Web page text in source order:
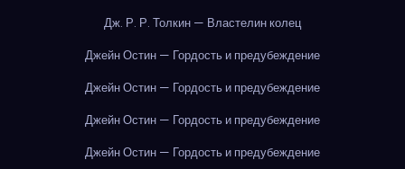
Дж. Р. Р. Толкин — Властелин колец
Джейн Остин — Гордость и предубеждение
Джейн Остин — Гордость и предубеждение
Джейн Остин — Гордость и предубеждение
Джейн Остин — Гордость и предубеждение